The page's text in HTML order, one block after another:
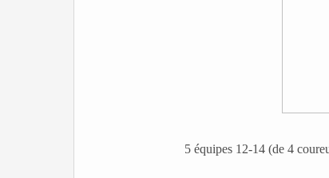
5 équipes 12-14 (de 4